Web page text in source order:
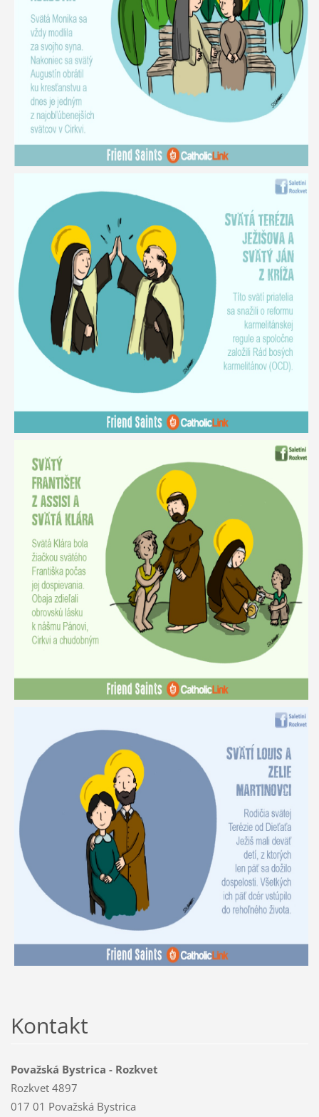
Kontakt
Považská Bystrica - Rozkvet
Rozkvet 4897
017 01 Považská Bystrica